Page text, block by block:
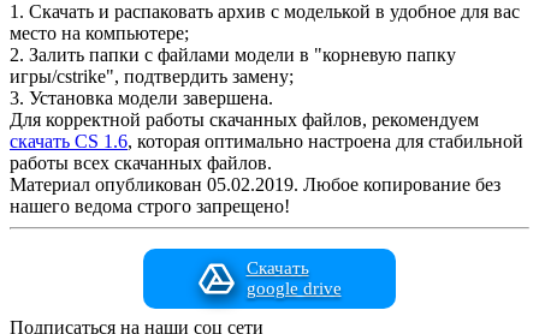
1. Скачать и распаковать архив с моделькой в удобное для вас
место на компьютере;
2. Залить папки с файлами модели в "корневую папку
игры/cstrike", подтвердить замену;
3. Установка модели завершена.
Для корректной работы скачанных файлов, рекомендуем
скачать CS 1.6, которая оптимально настроена для стабильной
работы всех скачанных файлов.
Материал опубликован 05.02.2019. Любое копирование без
нашего ведома строго запрещено!
Скачать
google drive
Подписаться на наши соц сети